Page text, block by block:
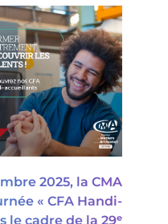
2025, la CMA
« CFA Handi-
le cadre de la 29ᵉ